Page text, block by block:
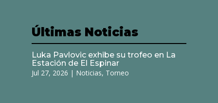
Últimas Noticias
Luka Pavlovic exhibe su trofeo en La
Estación de El Espinar
Jul 27, 2026 | Noticias, Torneo